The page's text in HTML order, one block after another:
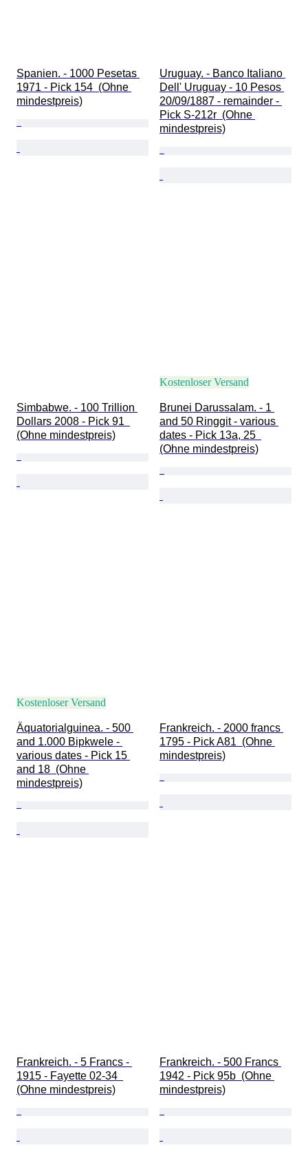
Spanien. - 1000 Pesetas
1971 - Pick 154  (Ohne
mindestpreis)
Uruguay. - Banco Italiano
Dell' Uruguay - 10 Pesos
20/09/1887 - remainder -
Pick S-212r  (Ohne
mindestpreis)
Simbabwe. - 100 Trillion
Dollars 2008 - Pick 91
(Ohne mindestpreis)
Kostenloser Versand
Brunei Darussalam. - 1
and 50 Ringgit - various
dates - Pick 13a, 25
(Ohne mindestpreis)
Kostenloser Versand
Äquatorialguinea. - 500
and 1.000 Bipkwele -
various dates - Pick 15
and 18  (Ohne
mindestpreis)
Frankreich. - 2000 francs
1795 - Pick A81  (Ohne
mindestpreis)
Frankreich. - 5 Francs -
1915 - Fayette 02-34
(Ohne mindestpreis)
Frankreich. - 500 Francs
1942 - Pick 95b  (Ohne
mindestpreis)